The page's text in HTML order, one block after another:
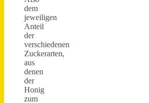
dem
jeweiligen
Anteil
der
verschiedenen
Zuckerarten,
aus
denen
der
Honig
zum